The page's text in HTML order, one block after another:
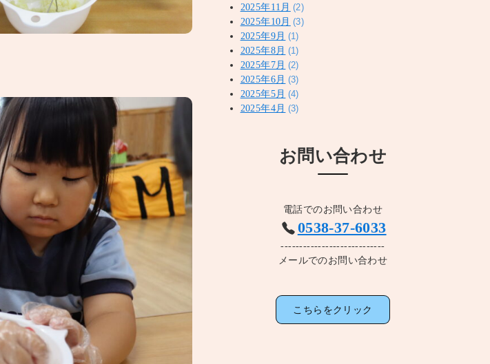
2025年11月 (2)
2025年10月 (3)
2025年9月 (1)
2025年8月 (1)
2025年7月 (2)
2025年6月 (3)
2025年5月 (4)
2025年4月 (3)
お問い合わせ
電話でのお問い合わせ
0538-37-6033
----------------------------
メールでのお問い合わせ
こちらをクリック